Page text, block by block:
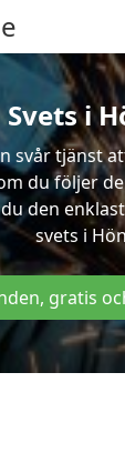
Svets i
svår tjänst
du följer
den
svets i
gratis